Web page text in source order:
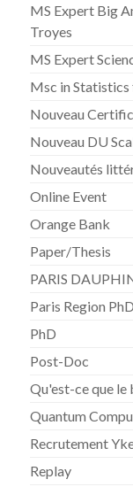
MS Expert Big
Troyes
MS Expert
Msc in
Nouveau
Nouveau DU
Nouveautés
Online Event
Orange Bank
Paper/Thesis
PARIS
Paris Region
PhD
Post-Doc
Qu'est-ce que le
Quantum
Recrutement
Replay